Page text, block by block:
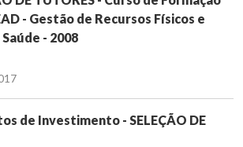
- Gestão de Recursos Físicos e
- 2008
de Investimento - SELEÇÃO DE